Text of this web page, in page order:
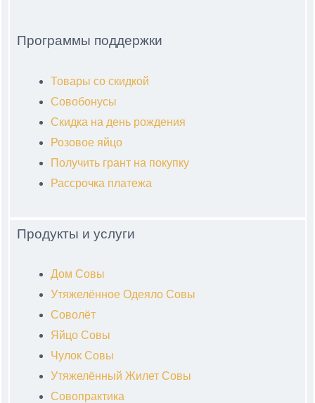
Программы поддержки
Товары со скидкой
Совобонусы
Скидка на день рождения
Розовое яйцо
Получить грант на покупку
Рассрочка платежа
Продукты и услуги
Дом Совы
Утяжелённое Одеяло Совы
Соволёт
Яйцо Совы
Чулок Совы
Утяжелённый Жилет Совы
Совопрактика